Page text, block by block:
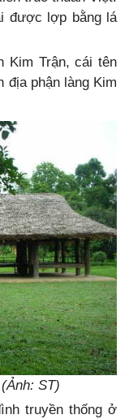
được lợp bằng lá
Kim Trận, cái tên
địa phận làng Kim
ST)
truyền thống ở